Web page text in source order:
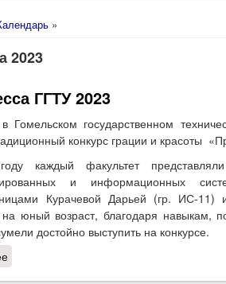
»
2023
ГГТУ 2023
Гомельском государственном
конкурс грации и красоты
каждый факультет
и информационных
Курачевой Дарьей (гр. ИС-
юный возраст, благодаря навыкам,
достойно выступить на конкурсе.